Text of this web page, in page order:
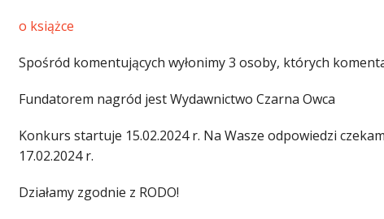
o książce
Spośród komentujących wyłonimy 3 osoby, których
Fundatorem nagród jest Wydawnictwo Czarna Owca
Konkurs startuje 15.02.2024 r. Na Wasze odpowiedzi
17.02.2024 r.
Działamy zgodnie z RODO!